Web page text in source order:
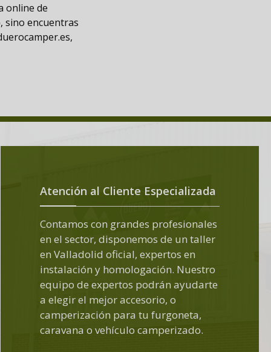
online de
sino encuentras
Atención al Cliente Especializada
Contamos con grandes profesionales
en el sector, disponemos de un taller
en Valladolid oficial, expertos en
instalación y homologación. Nuestro
equipo de expertos podrán ayudarte
a elegir el mejor accesorio, o
camperización para tu furgoneta,
caravana o vehículo camperizado.